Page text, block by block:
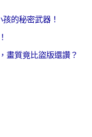
的秘密武器！
畫質竟比盜版還讚？